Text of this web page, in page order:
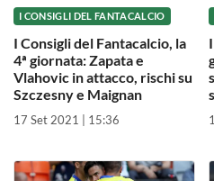
I CONSIGLI DEL FANTACALCIO
I Consigli del Fantacalcio, la
4ª giornata: Zapata e
Vlahovic in attacco, rischi su
Szczesny e Maignan
17 Set 2021 | 15:36